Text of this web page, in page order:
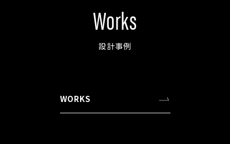
Works
設計事例
WORKS